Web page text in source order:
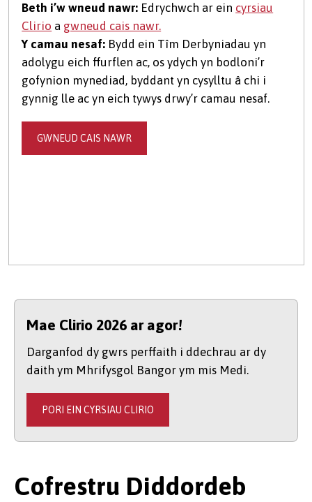
Beth i’w wneud nawr: Edrychwch ar ein cyrsiau
Clirio a gwneud cais nawr.
Y camau nesaf: Bydd ein Tîm Derbyniadau yn
adolygu eich ffurflen ac, os ydych yn bodloni’r
gofynion mynediad, byddant yn cysylltu â chi i
gynnig lle ac yn eich tywys drwy’r camau nesaf.
GWNEUD CAIS NAWR
Mae Clirio 2026 ar agor!
Darganfod dy gwrs perffaith i ddechrau ar dy
daith ym Mhrifysgol Bangor ym mis Medi.
PORI EIN CYRSIAU CLIRIO
Cofrestru Diddordeb